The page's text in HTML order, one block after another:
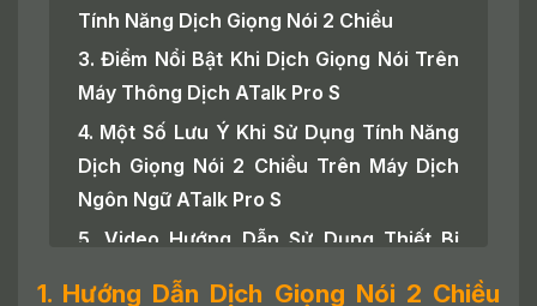
Tính Năng Dịch Giọng Nói 2 Chiều
3. Điểm Nổi Bật Khi Dịch Giọng Nói Trên
Máy Thông Dịch ATalk Pro S
4. Một Số Lưu Ý Khi Sử Dụng Tính Năng
Dịch Giọng Nói 2 Chiều Trên Máy Dịch
Ngôn Ngữ ATalk Pro S
5. Video Hướng Dẫn Sử Dụng Thiết Bị
1. Hướng Dẫn Dịch Giọng Nói 2 Chiều